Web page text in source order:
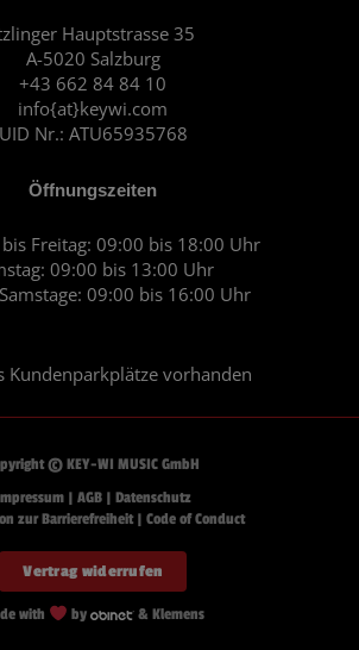
Hauptstrasse 35
A-5020 Salzburg
+43 662 84 84 10
info{at}keywi.com
UID Nr.: ATU65935768
Öffnungszeiten
Freitag: 09:00 bis 18:00 Uhr
09:00 bis 13:00 Uhr
09:00 bis 16:00 Uhr
Kundenparkplätze vorhanden
o
k
r
a
m
© KEY-WI MUSIC GmbH
| AGB| Datenschutz
zur Barrierefreiheit| Code of Conduct
Vertrag widerrufen
with by & Klemens